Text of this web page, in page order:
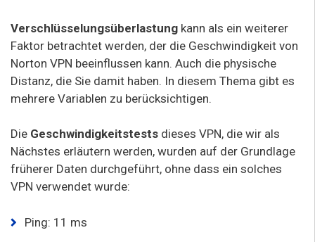
Verschlüsselungsüberlastung kann als ein weiterer
Faktor betrachtet werden, der die Geschwindigkeit von
Norton VPN beeinflussen kann. Auch die physische
Distanz, die Sie damit haben. In diesem Thema gibt es
mehrere Variablen zu berücksichtigen.
Die Geschwindigkeitstests dieses VPN, die wir als
Nächstes erläutern werden, wurden auf der Grundlage
früherer Daten durchgeführt, ohne dass ein solches
VPN verwendet wurde:
Ping: 11 ms